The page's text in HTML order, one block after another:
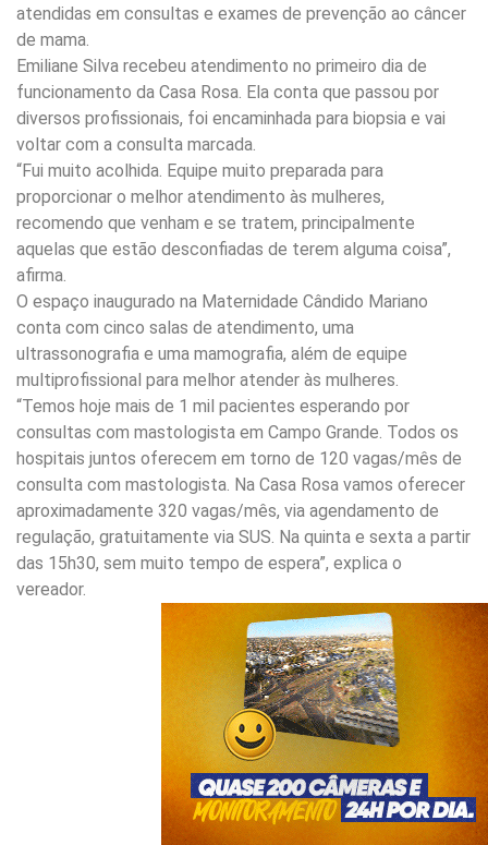
atendidas em consultas e exames de prevenção ao câncer
de mama.
Emiliane Silva recebeu atendimento no primeiro dia de
funcionamento da Casa Rosa. Ela conta que passou por
diversos profissionais, foi encaminhada para biopsia e vai
voltar com a consulta marcada.
“Fui muito acolhida. Equipe muito preparada para
proporcionar o melhor atendimento às mulheres,
recomendo que venham e se tratem, principalmente
aquelas que estão desconfiadas de terem alguma coisa”,
afirma.
O espaço inaugurado na Maternidade Cândido Mariano
conta com cinco salas de atendimento, uma
ultrassonografia e uma mamografia, além de equipe
multiprofissional para melhor atender às mulheres.
“Temos hoje mais de 1 mil pacientes esperando por
consultas com mastologista em Campo Grande. Todos os
hospitais juntos oferecem em torno de 120 vagas/mês de
consulta com mastologista. Na Casa Rosa vamos oferecer
aproximadamente 320 vagas/mês, via agendamento de
regulação, gratuitamente via SUS. Na quinta e sexta a partir
das 15h30, sem muito tempo de espera”, explica o
vereador.